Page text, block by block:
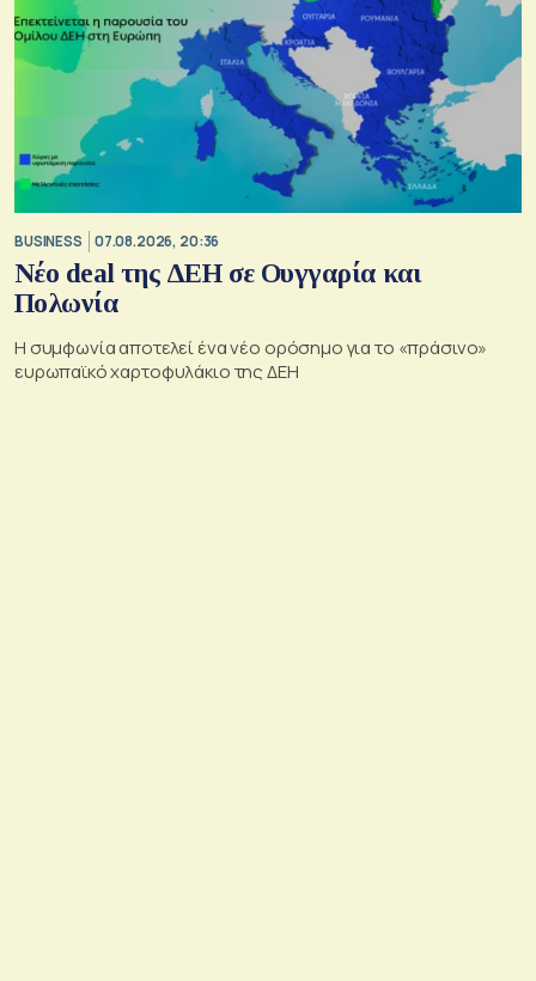
BUSINESS 07.08.2026, 20:36
Νέο deal της ΔΕΗ σε Ουγγαρία και
Πολωνία
Η συμφωνία αποτελεί ένα νέο ορόσημο για το «πράσινο»
ευρωπαϊκό χαρτοφυλάκιο της ΔΕΗ